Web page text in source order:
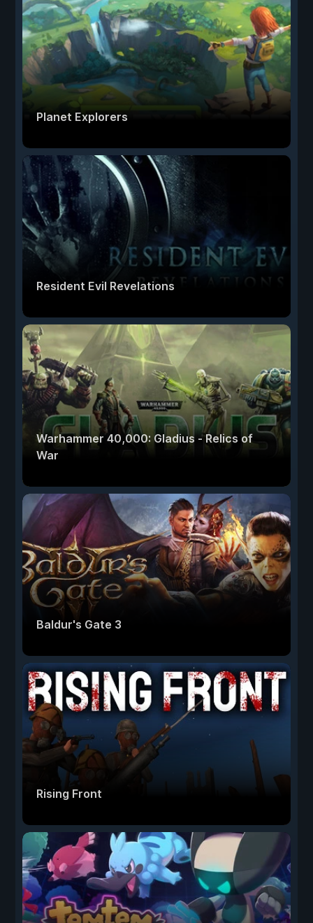
Planet Explorers
Resident Evil Revelations
Warhammer 40,000: Gladius - Relics of
War
Baldur's Gate 3
Rising Front